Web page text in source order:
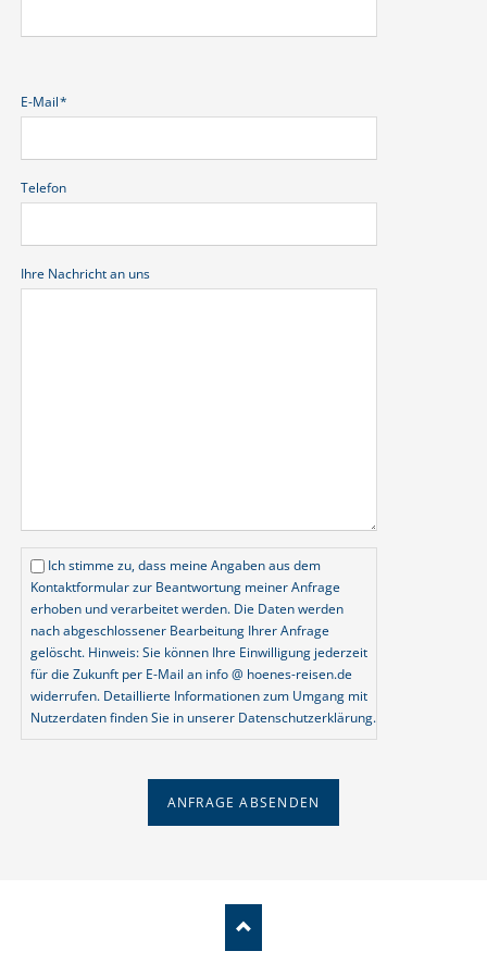
Pflichtfeld
E-Mail*
Telefon
Ihre Nachricht an uns
Ich stimme zu, dass meine Angaben aus dem
Kontaktformular zur Beantwortung meiner Anfrage
erhoben und verarbeitet werden. Die Daten werden
nach abgeschlossener Bearbeitung Ihrer Anfrage
gelöscht. Hinweis: Sie können Ihre Einwilligung jederzeit
für die Zukunft per E-Mail an info @ hoenes-reisen.de
widerrufen. Detaillierte Informationen zum Umgang mit
Nutzerdaten finden Sie in unserer Datenschutzerklärung.
ANFRAGE ABSENDEN